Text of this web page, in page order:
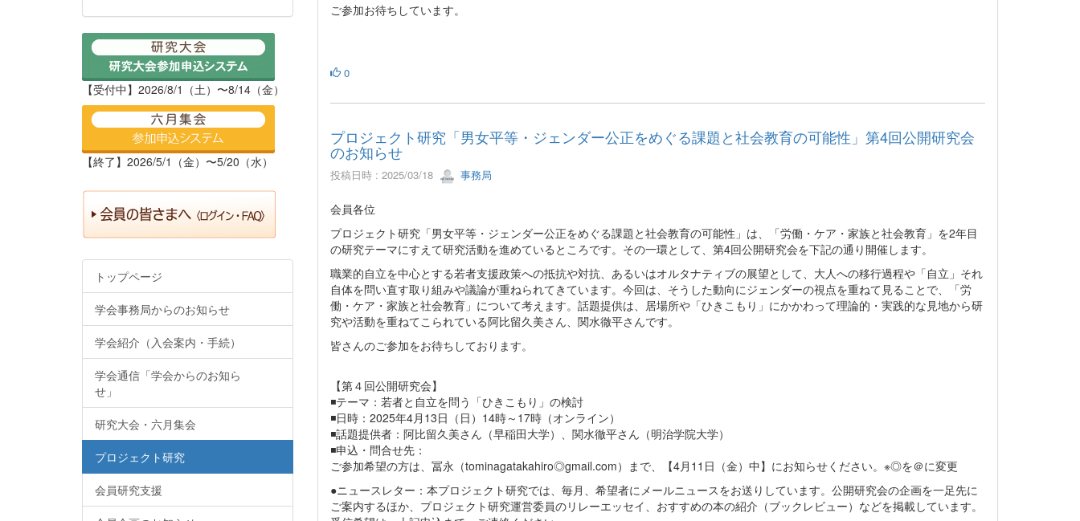
ご参加お待ちしています。
0
プロジェクト研究「男女平等・ジェンダー公正をめぐる課題と社会教育の可能性」第4回公開研究会
のお知らせ
投稿日時 : 2025/03/18 事務局
会員各位
プロジェクト研究「男女平等・ジェンダー公正をめぐる課題と社会教育の可能性」は、「労働・ケア・家族と社会教育」を2年目
の研究テーマにすえて研究活動を進めているところです。その一環として、第4回公開研究会を下記の通り開催します。
職業的自立を中心とする若者支援政策への抵抗や対抗、あるいはオルタナティブの展望として、大人への移行過程や「自立」それ
自体を問い直す取り組みや議論が重ねられてきています。今回は、そうした動向にジェンダーの視点を重ねて見ることで、「労
働・ケア・家族と社会教育」について考えます。話題提供は、居場所や「ひきこもり」にかかわって理論的・実践的な見地から研
究や活動を重ねてこられている阿比留久美さん、関水徹平さんです。
皆さんのご参加をお待ちしております。
【第４回公開研究会】
◾️テーマ：若者と自立を問う「ひきこもり」の検討
◾️日時：2025年4月13日（日）14時～17時（オンライン）
◾️話題提供者：阿比留久美さん（早稲田大学）、関水徹平さん（明治学院大学）
◾️申込・問合せ先：
ご参加希望の方は、冨永（tominagatakahiro◎gmail.com）まで、【4月11日（金）中】にお知らせください。※◎を＠に変更
●ニュースレター：本プロジェクト研究では、毎月、希望者にメールニュースをお送りしています。公開研究会の企画を一足先に
ご案内するほか、プロジェクト研究運営委員のリレーエッセイ、おすすめの本の紹介（ブックレビュー）などを掲載しています。
【受付中】2026/8/1（土）〜8/14（金）
【終了】2026/5/1（金）〜5/20（水）
トップページ
学会事務局からのお知らせ
学会紹介（入会案内・手続）
学会通信「学会からのお知ら
せ」
研究大会・六月集会
プロジェクト研究
会員研究支援